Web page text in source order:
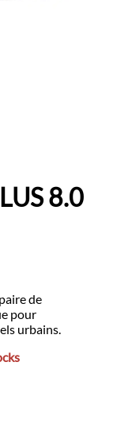
8.0
de
pour
urbains.